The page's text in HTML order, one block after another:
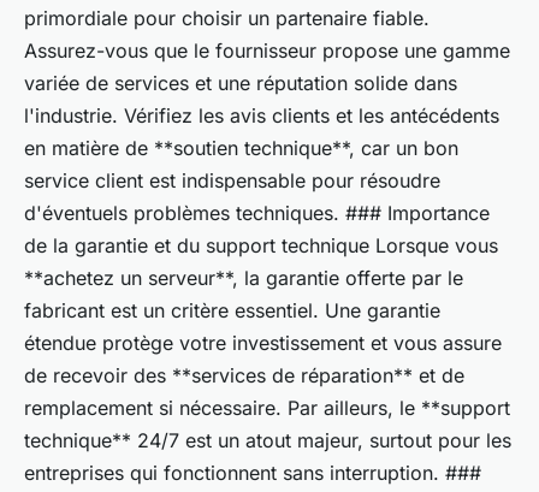
primordiale pour choisir un partenaire fiable.
Assurez-vous que le fournisseur propose une gamme
variée de services et une réputation solide dans
l'industrie. Vérifiez les avis clients et les antécédents
en matière de **soutien technique**, car un bon
service client est indispensable pour résoudre
d'éventuels problèmes techniques. ### Importance
de la garantie et du support technique Lorsque vous
**achetez un serveur**, la garantie offerte par le
fabricant est un critère essentiel. Une garantie
étendue protège votre investissement et vous assure
de recevoir des **services de réparation** et de
remplacement si nécessaire. Par ailleurs, le **support
technique** 24/7 est un atout majeur, surtout pour les
entreprises qui fonctionnent sans interruption. ###